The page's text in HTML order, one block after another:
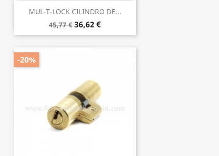
MUL-T-LOCK CILINDRO DE...
45,77 € 36,62 €
-20%